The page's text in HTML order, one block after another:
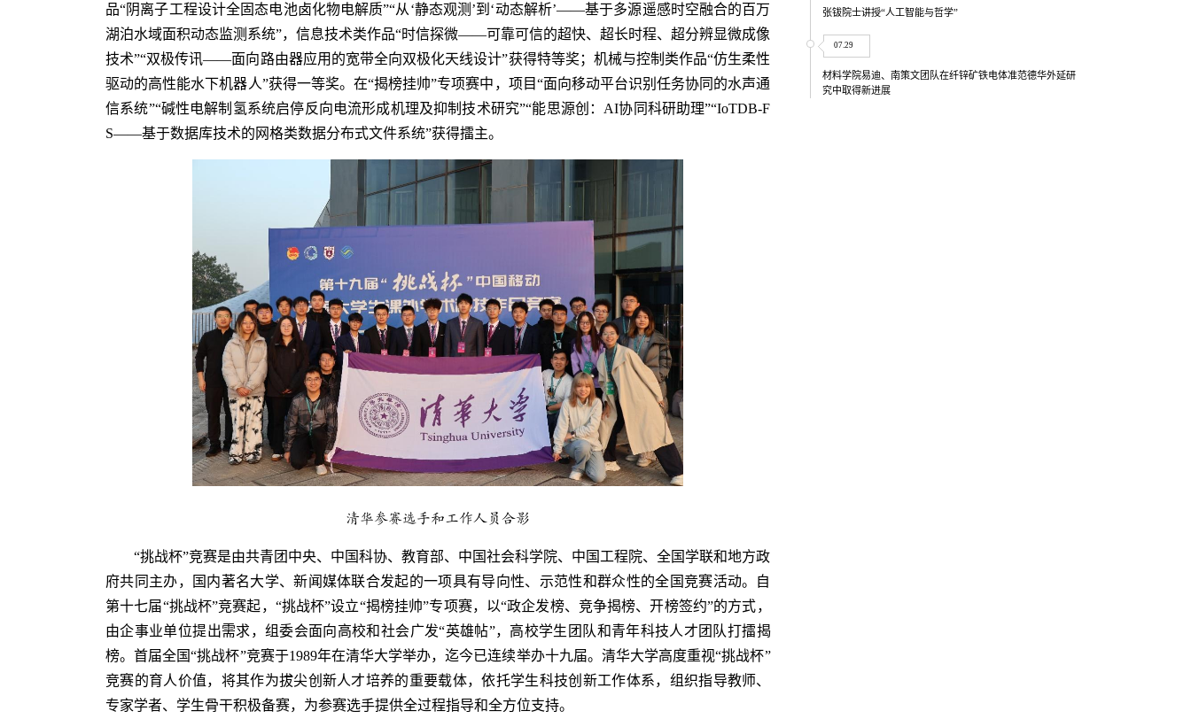
品“阴离子工程设计全固态电池卤化物电解质”“从‘静态观测’到‘动态解析’——基于多源遥感时空融合的百万
湖泊水域面积动态监测系统”，信息技术类作品“时信探微——可靠可信的超快、超长时程、超分辨显微成像
技术”“双极传讯——面向路由器应用的宽带全向双极化天线设计”获得特等奖；机械与控制类作品“仿生柔性
驱动的高性能水下机器人”获得一等奖。在“揭榜挂帅”专项赛中，项目“面向移动平台识别任务协同的水声通
信系统”“碱性电解制氢系统启停反向电流形成机理及抑制技术研究”“能思源创：AI协同科研助理”“IoTDB-F
S——基于数据库技术的网格类数据分布式文件系统”获得擂主。
清华参赛选手和工作人员合影
“挑战杯”竞赛是由共青团中央、中国科协、教育部、中国社会科学院、中国工程院、全国学联和地方政
府共同主办，国内著名大学、新闻媒体联合发起的一项具有导向性、示范性和群众性的全国竞赛活动。自
第十七届“挑战杯”竞赛起，“挑战杯”设立“揭榜挂帅”专项赛，以“政企发榜、竞争揭榜、开榜签约”的方式，
由企事业单位提出需求，组委会面向高校和社会广发“英雄帖”，高校学生团队和青年科技人才团队打擂揭
榜。首届全国“挑战杯”竞赛于1989年在清华大学举办，迄今已连续举办十九届。清华大学高度重视“挑战杯”
竞赛的育人价值，将其作为拔尖创新人才培养的重要载体，依托学生科技创新工作体系，组织指导教师、
专家学者、学生骨干积极备赛，为参赛选手提供全过程指导和全方位支持。
张钹院士讲授“人工智能与哲学”
07.29
材料学院易迪、南策文团队在纤锌矿铁电体准范德华外延研
究中取得新进展